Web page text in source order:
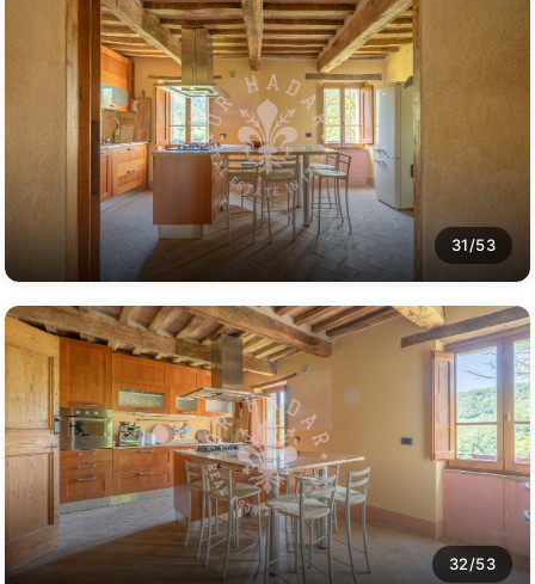
31/53
32/53